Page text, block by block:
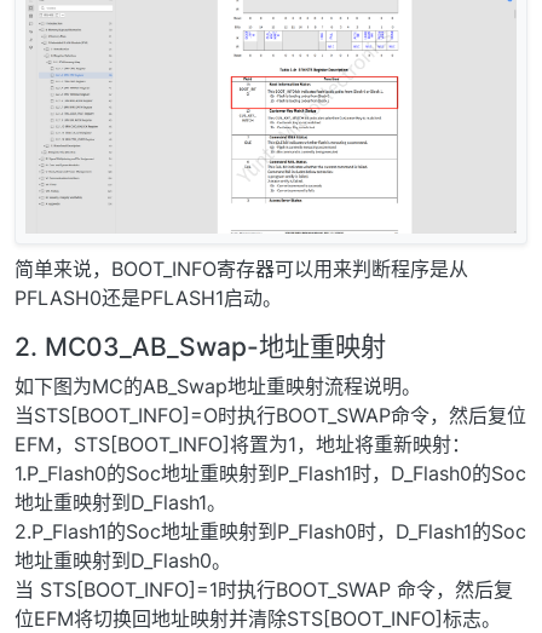
简单来说，BOOT_INFO寄存器可以用来判断程序是从
PFLASH0还是PFLASH1启动。
2. MC03_AB_Swap-地址重映射
如下图为MC的AB_Swap地址重映射流程说明。
当STS[BOOT_INFO]=O时执行BOOT_SWAP命令，然后复位
EFM，STS[BOOT_INFO]将置为1，地址将重新映射：
1.P_Flash0的Soc地址重映射到P_Flash1时，D_Flash0的Soc
地址重映射到D_Flash1。
2.P_Flash1的Soc地址重映射到P_Flash0时，D_Flash1的Soc
地址重映射到D_Flash0。
当 STS[BOOT_INFO]=1时执行BOOT_SWAP 命令，然后复
位EFM将切换回地址映射并清除STS[BOOT_INFO]标志。